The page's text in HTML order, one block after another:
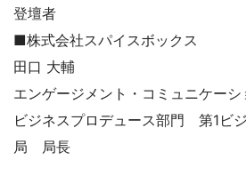
登壇者
■株式会社スパイスボックス
田口 大輔
エンゲージメント・コミュニケーシ
ビジネスプロデュース部門 第1ビ
局 局長